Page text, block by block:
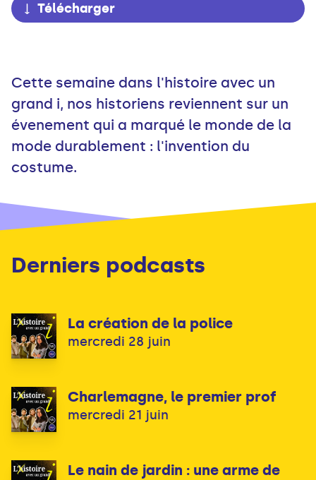
Télécharger
Cette semaine dans l'histoire avec un
grand i, nos historiens reviennent sur un
évenement qui a marqué le monde de la
mode durablement : l'invention du
costume.
Derniers podcasts
La création de la police
mercredi 28 juin
Charlemagne, le premier prof
mercredi 21 juin
Le nain de jardin : une arme de